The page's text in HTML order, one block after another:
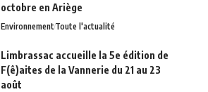
octobre en Ariège
EnvironnementToute l'actualité
Limbrassac accueille la 5e édition de
F(ê)aites de la Vannerie du 21 au 23
août